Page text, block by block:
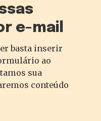
e-mail
basta inserir
ao
sua
conteúdo